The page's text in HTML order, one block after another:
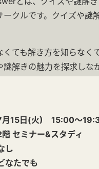
ークルです。クイズや謎
くても解き方を知らなく
謎解きの魅力を探求しな
15日(火) 15:00～
セミナー&スタディ
し
たでも